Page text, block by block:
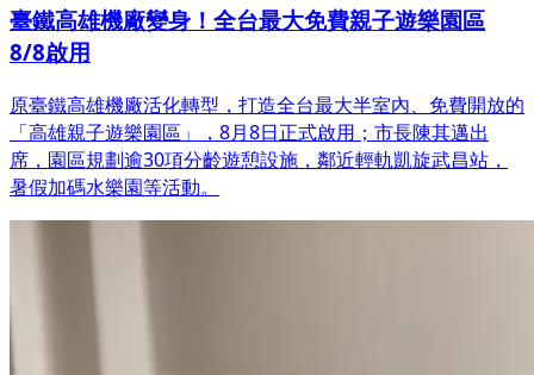
臺鐵高雄機廠變身！全台最大免費親子遊樂園區
8/8啟用
原臺鐵高雄機廠活化轉型，打造全台最大半室內、免費開放的
「高雄親子遊樂園區」，8月8日正式啟用；市長陳其邁出
席，園區規劃逾30項分齡遊憩設施，鄰近輕軌凱旋武昌站，
暑假加碼水樂園等活動。